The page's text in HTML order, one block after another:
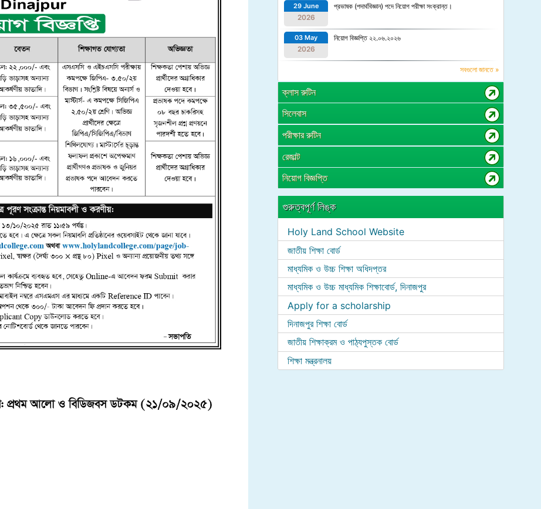
29 June
2026
প্রভাষক (পদার্থবিজ্ঞান) পদে নিয়োগ পরীক্ষা সংক্রান্ত।
03 May
2026
নিয়োগ বিজ্ঞপ্তি ২২.০৬.২০২৬
সবগুলো জানতে »
ক্লাস রুটিন
সিলেবাস
পরীক্ষার রুটিন
রেজাল্ট
নিয়োগ বিজ্ঞপ্তি
গুরুত্বপূর্ণ লিঙ্ক
Holy Land School Website
জাতীয় শিক্ষা বোর্ড
মাধ্যমিক ও উচ্চ শিক্ষা অধিদপ্তর
মাধ্যমিক ও উচ্চ মাধ্যমিক শিক্ষাবোর্ড, দিনাজপুর
Apply for a scholarship
দিনাজপুর শিক্ষা বোর্ড
জাতীয় শিক্ষাক্রম ও পাঠ্যপুস্তক বোর্ড
শিক্ষা মন্ত্রনালয়